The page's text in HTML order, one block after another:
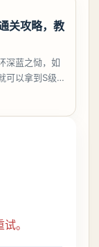
关攻略，教
深蓝之恸，如
可以拿到S级弧
并不建议直
。